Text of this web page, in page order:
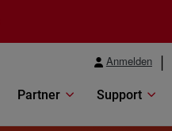
Anmelden
Partner Support